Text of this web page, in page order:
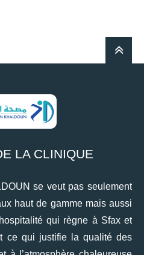
LA CLINIQUE
se veut pas seulement
haut de gamme mais aussi
qui règne à Sfax et
ce qui justifie la qualité des